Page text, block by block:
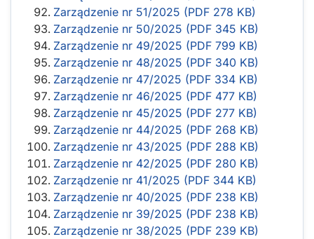
Zarządzenie nr 51/2025 (PDF 278 KB)
Zarządzenie nr 50/2025 (PDF 345 KB)
Zarządzenie nr 49/2025 (PDF 799 KB)
Zarządzenie nr 48/2025 (PDF 340 KB)
Zarządzenie nr 47/2025 (PDF 334 KB)
Zarządzenie nr 46/2025 (PDF 477 KB)
Zarządzenie nr 45/2025 (PDF 277 KB)
Zarządzenie nr 44/2025 (PDF 268 KB)
Zarządzenie nr 43/2025 (PDF 288 KB)
Zarządzenie nr 42/2025 (PDF 280 KB)
Zarządzenie nr 41/2025 (PDF 344 KB)
Zarządzenie nr 40/2025 (PDF 238 KB)
Zarządzenie nr 39/2025 (PDF 238 KB)
Zarządzenie nr 38/2025 (PDF 239 KB)